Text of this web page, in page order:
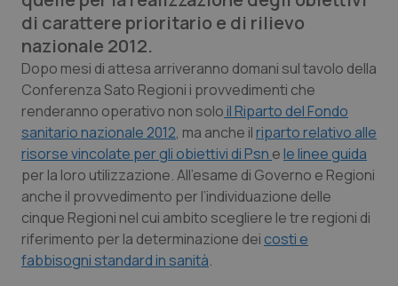
Professionisti Sanitari.AI
Abruzzo
Basilicata
Calabria
Campania
Emilia-Romagna
QS Pro Gold
Artrite & artrosi
Asma & BPCO
Car-T
Colesterolo & coronaropatie
QS Club Newsletter
di carattere prioritario e di rilievo
nazionale 2012.
Dopo mesi di attesa arriveranno domani sul tavolo della
Conferenza Sato Regioni i provvedimenti che
renderanno operativo non soloil Riparto del Fondo
sanitario nazionale 2012, ma anche ilriparto relativo alle
risorse vincolate per gli obiettivi di Psn ele linee guida
per la loro utilizzazione. All'esame di Governo e Regioni
anche il provvedimento per l’individuazione delle
cinque Regioni nel cui ambito scegliere le tre regioni di
riferimento per la determinazione dei costi e
fabbisogni standard in sanità.